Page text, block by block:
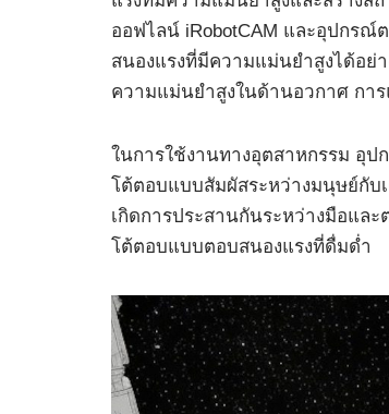
ออฟไลน์ iRobotCAM และอุปกรณ์
สนองแรงที่มีความแม่นยำสูงได้อย่
ความแม่นยำสูงในด้านอวกาศ กา
ในการใช้งานทางอุตสาหกรรม อุป
โต้ตอบแบบสัมผัสระหว่างมนุษย์กับ
เกิดการประสานกันระหว่างมือแล
โต้ตอบแบบตอบสนองแรงที่ดื่มด่ำ